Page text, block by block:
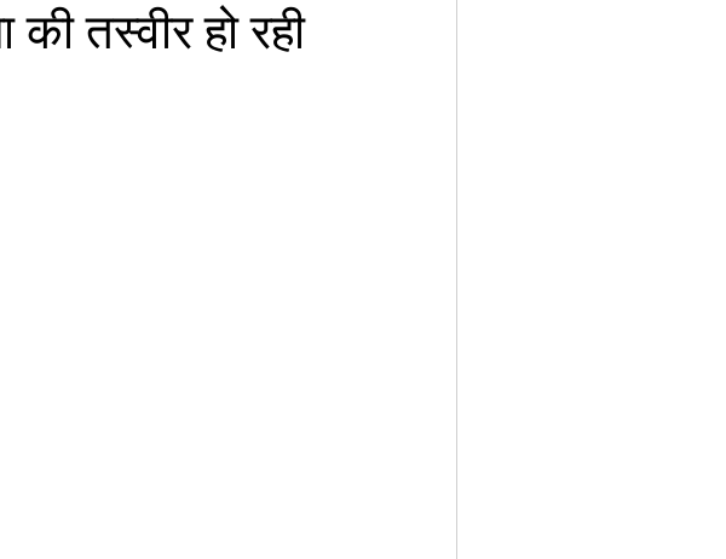
तस्वीर हो रही